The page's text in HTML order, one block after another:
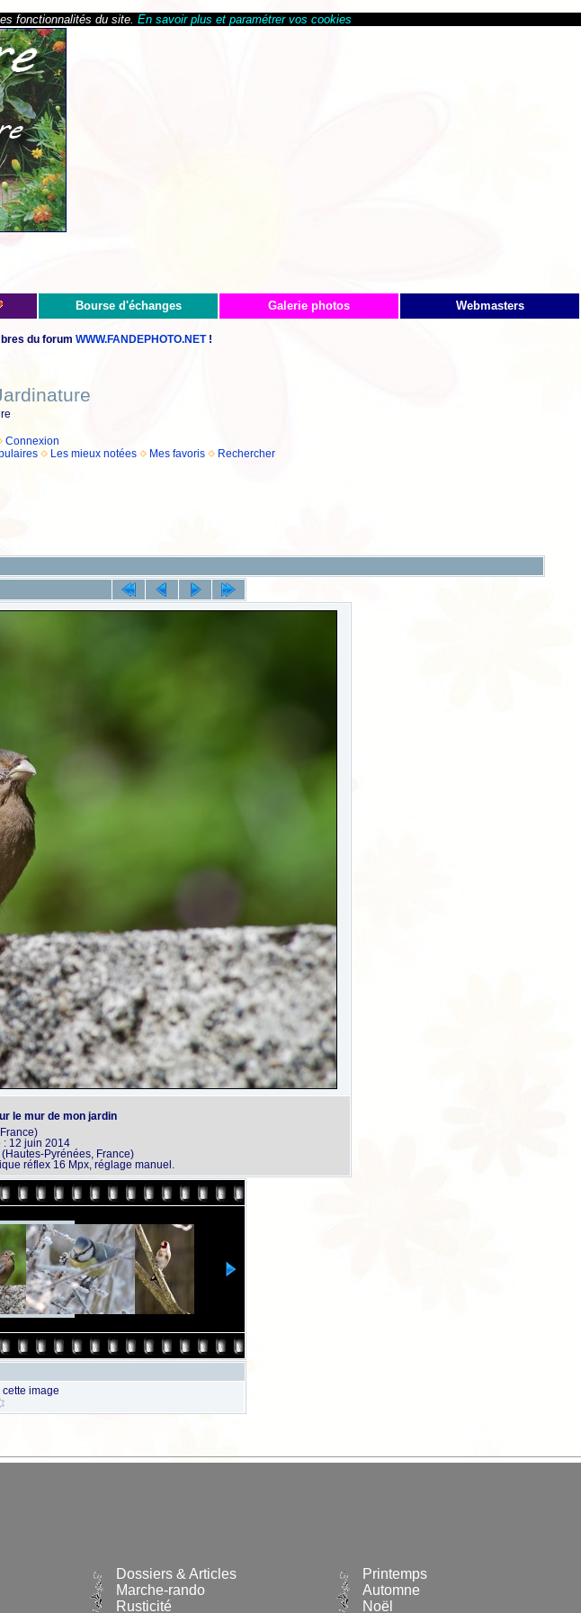
fonctionnalités du site. En savoir plus et paramétrer vos cookies
Bourse d'échanges Galerie photos Webmasters
du forum WWW.FANDEPHOTO.NET!
Connexion
Les mieux notées Mes favoris Rechercher
le mur de mon jardin
: 12 juin 2014
Pyrénées, France)
réflex 16 Mpx, réglage manuel.
image
Dossiers & Articles
Marche-rando
Rusticité
Printemps
Automne
Noël